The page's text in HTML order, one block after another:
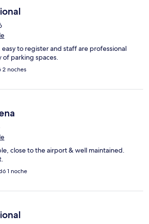
easy to register and staff are professional
parking spaces.
2 noches
close to the airport & well maintained.
1 noche